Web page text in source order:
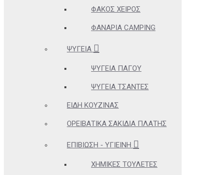
ΦΑΚΌΣ ΧΕΙΡΌΣ
ΦΑΝΆΡΙΑ CAMPING
ΨΥΓΕΊΑ
ΨΥΓΕΊΑ ΠΆΓΟΥ
ΨΥΓΕΊΑ ΤΣΆΝΤΕΣ
ΕΊΔΗ ΚΟΥΖΊΝΑΣ
ΟΡΕΙΒΑΤΙΚΆ ΣΑΚΊΔΙΑ ΠΛΆΤΗΣ
ΕΠΙΒΊΩΣΗ - ΥΓΙΕΙΝΉ
ΧΗΜΙΚΈΣ ΤΟΥΛΈΤΕΣ